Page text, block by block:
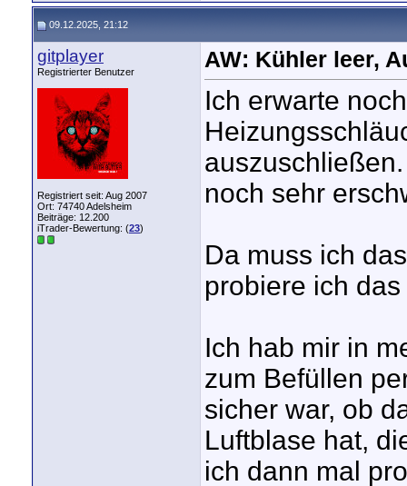
09.12.2025, 21:12
gitplayer
Registrierter Benutzer
Registriert seit: Aug 2007
Ort: 74740 Adelsheim
Beiträge: 12.200
iTrader-Bewertung: (23)
AW: Kühler leer,
Ich erwarte
noch sehr
Da muss ich
probiere ich
Ich hab mir in
zum Befüllen
sicher war, ob
Luftblase hat,
ich dann mal